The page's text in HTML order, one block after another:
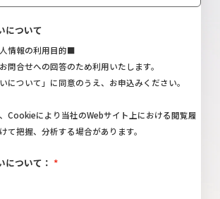
について
情報の利用目的■
問合せへの回答のため利用いたします。
について 」に同意のうえ、お申込みください。
Cookieにより当社のWebサイト上における閲覧履
て把握、分析する場合があります。
について：